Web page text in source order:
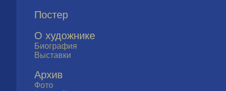
Постер
О художнике
Биография
Выставки
Архив
Фото